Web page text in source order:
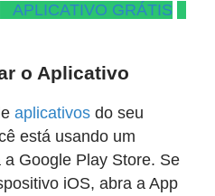
APLICATIVO GRÁTIS
o Aplicativo
aplicativos do seu
está usando um
Google Play Store. Se
iOS, abra a App